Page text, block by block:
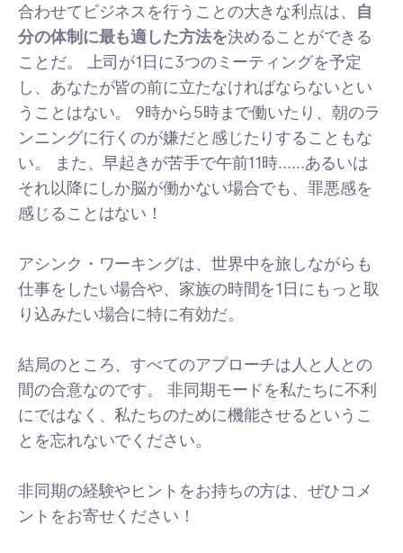
合わせてビジネスを行うことの大きな利点は、 自
分の体制に最も適した方法を決めることができる
ことだ。 上司が1日に3つのミーティングを予定
し、あなたが皆の前に立たなければならないとい
うことはない。 9時から5時まで働いたり、朝のラ
ンニングに行くのが嫌だと感じたりすることもな
い。 また、早起きが苦手で午前11時......あるいは
それ以降にしか脳が働かない場合でも、罪悪感を
感じることはない！
アシンク・ワーキングは、世界中を旅しながらも
仕事をしたい場合や、家族の時間を1日にもっと取
り込みたい場合に特に有効だ。
結局のところ、すべてのアプローチは人と人との
間の合意なのです。 非同期モードを私たちに不利
にではなく、私たちのために機能させるというこ
とを忘れないでください。
非同期の経験やヒントをお持ちの方は、ぜひコメ
ントをお寄せください！